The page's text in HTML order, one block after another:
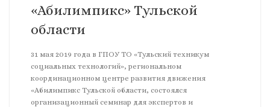
«Абилимпикс» Тульской
области
31 мая 2019 года в ГПОУ ТО «Тульский техникум
социальных технологий», региональном
координационном центре развития движения
«Абилимпикс Тульской области, состоялся
организационный семинар для экспертов и